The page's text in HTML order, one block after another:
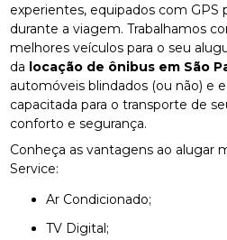
experientes, equipados com GPS
durante a viagem. Trabalhamos
melhores veículos para o seu
da locação de ônibus em São
automóveis blindados (ou não) e
capacitada para o transporte de
conforto e segurança.
Conheça as vantagens ao alugar
Service:
Ar Condicionado;
TV Digital;